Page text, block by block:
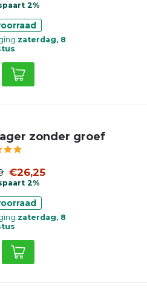
2%
zaterdag, 8
zonder groef
€26,25
2%
zaterdag, 8